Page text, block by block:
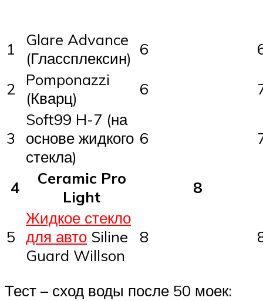
1
Glare Advance
(Глассплексин) 6
2
Pomponazzi
(Кварц)
6
3
Soft99 H-7 (на
основе жидкого
стекла)
6
4
Ceramic Pro
Light
8
5
Жидкое стекло
для авто Siline
Guard Willson
8
Тест – сход воды после 50 моек: